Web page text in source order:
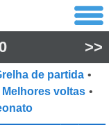
>>
de partida •
Melhores voltas •